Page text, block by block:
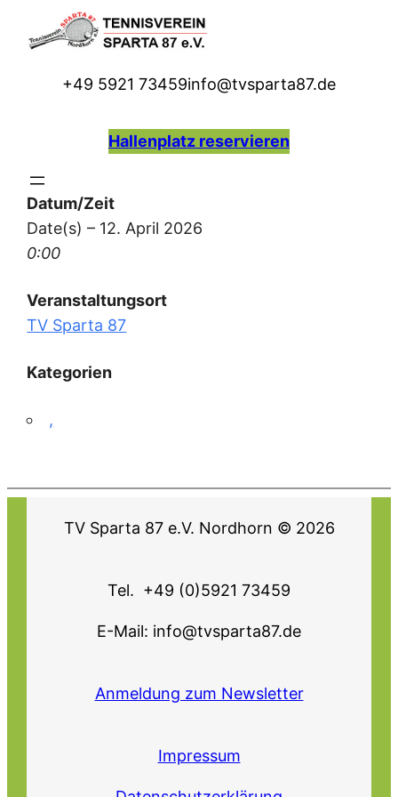
Inhalt
+49 5921 73459info@tvsparta87.de
Hallenplatz reservieren
Datum/Zeit
Date(s) – 12. April 2026
0:00
Veranstaltungsort
TV Sparta 87
Kategorien
,
TV Sparta 87 e.V. Nordhorn © 2026
Tel. +49 (0)5921 73459
E-Mail: info@tvsparta87.de
Anmeldung zum Newsletter
Impressum